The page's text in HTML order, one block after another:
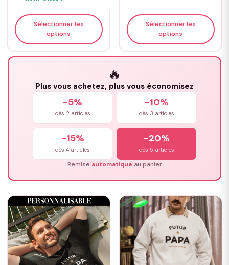
Sélectionner les
options
Sélectionner les
options
🔥
Plus vous achetez, plus vous économisez
-5%
dès 2 articles
-10%
dès 3 articles
-15%
dès 4 articles
-20%
dès 5 articles
Remise automatique au panier